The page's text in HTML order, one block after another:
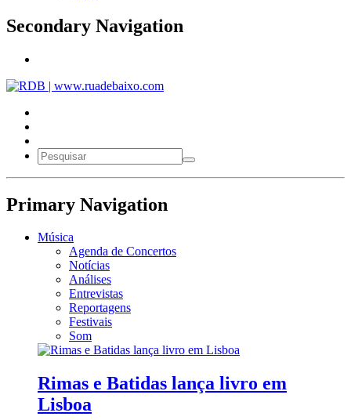
Secondary Navigation
Primary Navigation
Música
Agenda de Concertos
Notícias
Análises
Entrevistas
Reportagens
Festivais
Som
Rimas e Batidas lança livro em
Lisboa